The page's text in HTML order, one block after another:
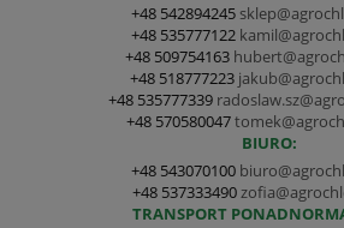
+48 542894245
+48 535777122
+48 509754163
+48 518777223
+48 535777339
+48 570580047
BIURO:
+48 543070100
+48 537333490
TRANSPORT